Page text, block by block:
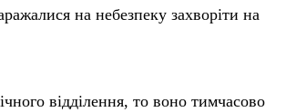
на небезпеку захворіти на
відділення, то воно тимчасово